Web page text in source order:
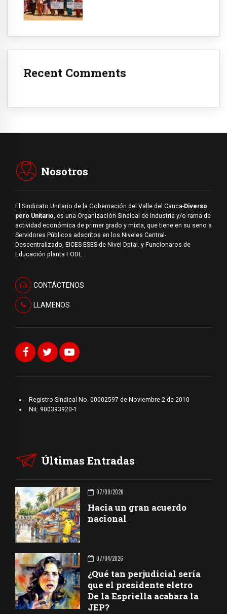
Recent Comments
Nosotros
El Sindicato Unitario de la Gobernación del Valle del Cauca-Diverso
pero Unitario , es una Organización Sindical de Industria y/o rama de
actividad económica de primer grado y mixta, que tiene en su seno a
Servidores Públicos adscritos en los Niveles Central-
Descentralizado, EICES-ESES-de Nivel Dptal. y Funcionaros de
Educación planta FODE .
CONTÁCTENOS
LLAMENOS
Registro Sindical No. 00002597 de Noviembre 2 de 2010
Nit: 900393920-1
Últimas Entradas
07/09/2026
Hacia un gran acuerdo
nacional
07/04/2026
¿Qué tan perjudicial sería
que el presidente eletro
De la Espriella acabara la
JEP?